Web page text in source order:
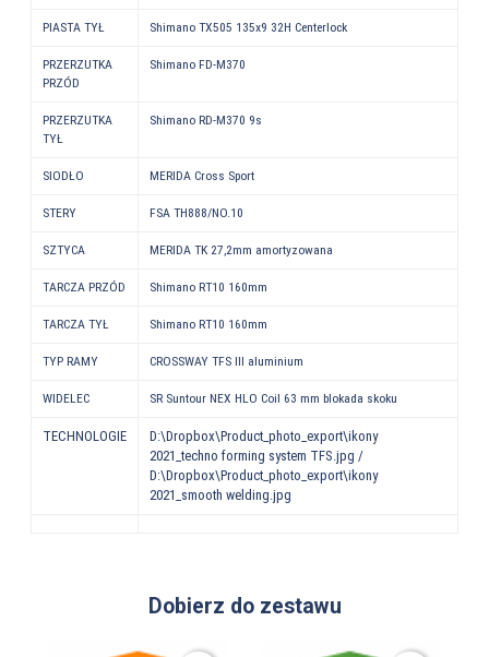
PIASTA TYŁ Shimano TX505 135x9 32H Centerlock
PRZERZUTKA
PRZÓD
Shimano FD-M370
PRZERZUTKA
TYŁ
Shimano RD-M370 9s
SIODŁO MERIDA Cross Sport
STERY FSA TH888/NO.10
SZTYCA MERIDA TK 27,2mm amortyzowana
TARCZA PRZÓD Shimano RT10 160mm
TARCZA TYŁ Shimano RT10 160mm
TYP RAMY CROSSWAY TFS III aluminium
WIDELEC SR Suntour NEX HLO Coil 63 mm blokada skoku
TECHNOLOGIE
D:\Dropbox\Product_photo_export\ikony
2021_techno forming system TFS.jpg /
D:\Dropbox\Product_photo_export\ikony
2021_smooth welding.jpg
Dobierz do zestawu